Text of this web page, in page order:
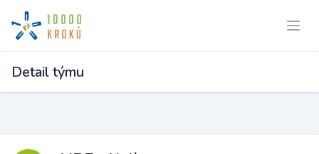
Detail týmu